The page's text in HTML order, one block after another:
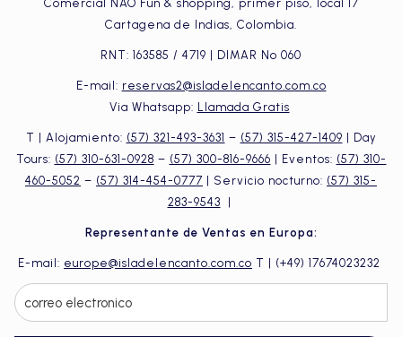
Comercial NAO Fun & shopping, primer piso, local 17
Cartagena de Indias, Colombia.
RNT: 163585 / 4719 | DIMAR No 060
E-mail: reservas2@isladelencanto.com.co
Via Whatsapp: Llamada Gratis
T | Alojamiento: (57) 321-493-3631 – (57) 315-427-1409 | Day
Tours: (57) 310-631-0928 – (57) 300-816-9666 | Eventos: (57) 310-
460-5052 – (57) 314-454-0777 | Servicio nocturno: (57) 315-
283-9543
Representante de Ventas en Europa:
E-mail: europe@isladelencanto.com.co T | (+49) 17674023232